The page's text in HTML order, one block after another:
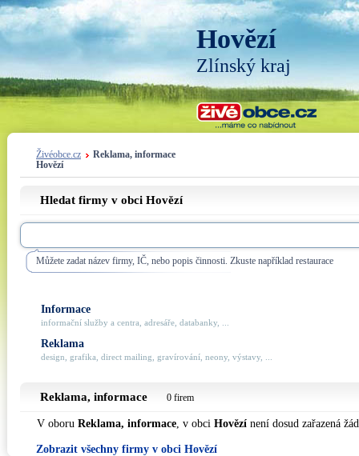
Hovězí
Zlínský kraj
Živéobce.cz
Reklama, informace
Hovězí
Hledat firmy v obci Hovězí
Můžete zadat název firmy, IČ, nebo popis činnosti. Zkuste například restaurace
Informace
informační služby a centra, adresáře, databanky, ...
Reklama
design, grafika, direct mailing, gravírování, neony, výstavy, ...
Reklama, informace 0 firem
V oboru Reklama, informace, v obci Hovězí není dosud zařazená
Zobrazit všechny firmy v obci Hovězí